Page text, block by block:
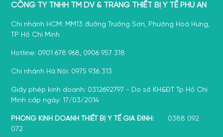
CÔNG TY TNHH TM DV & TRANG THIẾT BỊ Y TẾ PHÚ AN
Chi nhánh HCM: MM13 đường Trường Sơn, Phường Hoà Hưng,
TP Hồ Chí Minh
Hotline: 0901 678 968, 0906 957 318
Chi nhánh Hà Nội: 0975 936 313
Giấy phép kinh doanh: 0312692797 - Do sở KH&ĐT Tp Hồ Chí
Minh cấp ngày: 17/03/2014
PHÒNG KINH DOANH THIẾT BỊ Y TẾ GIA ĐÌNH: 0388 092
072